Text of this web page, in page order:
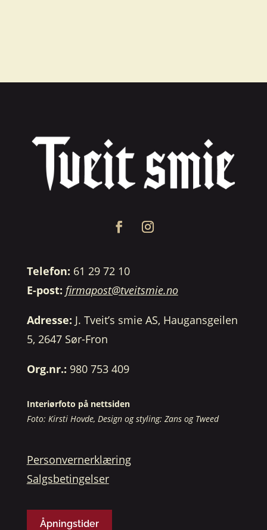
Telefon: 61 29 72 10
E-post: firmapost@tveitsmie.no
Adresse: J. Tveit’s smie AS, Haugansgeilen
5, 2647 Sør-Fron
Org.nr.: 980 753 409
Interiørfoto på nettsiden
Foto: Kirsti Hovde, Design og styling: Zans og Tweed
Personvernerklæring
Salgsbetingelser
Åpningstider